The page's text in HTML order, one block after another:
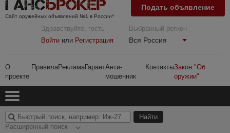
Сайт оружейных объявлений №1 в России*
Здравствуйте, гость
Войти или Регистрация
Выбранный регион
Вся Россия
О
проекте
ПравилаРекламаГарантАнти-
мошенник
КонтактыЗакон "Об
оружии"
Подать объявление
Расширенный поиск